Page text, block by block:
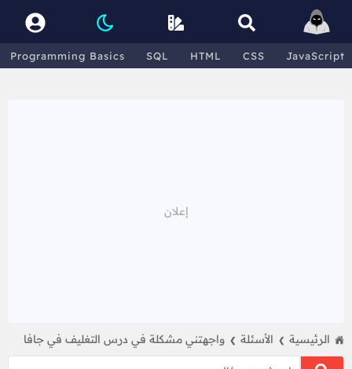
Programming Basics SQL HTML CSS JavaScript
الرئيسية ❯ الأسئلة ❯ واجهتني مشكلة في درس التغليف في جافا